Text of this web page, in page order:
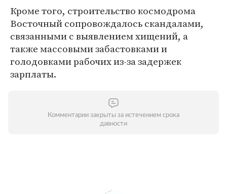
Кроме того, строительство космодрома
Восточный сопровождалось скандалами,
связанными с выявлением хищений, а
также массовыми забастовками и
голодовками рабочих из-за задержек
зарплаты.
Комментарии закрыты за истечением срока
давности